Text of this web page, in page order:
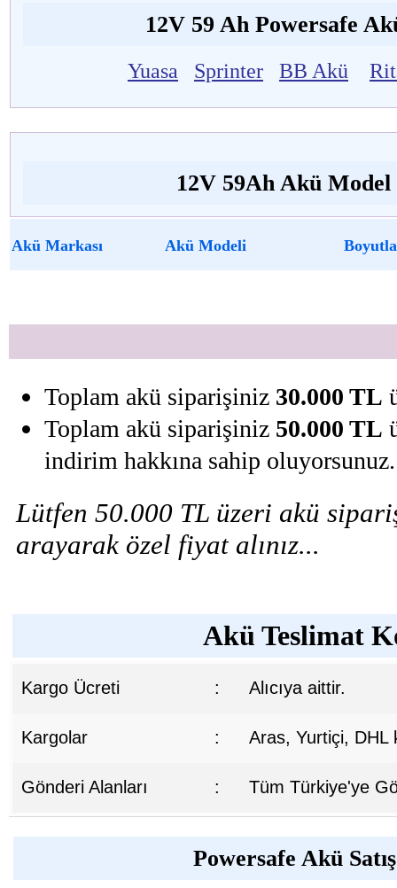
12V 59 Ah Powersafe
Yuasa Sprinter BB Akü
12V 59Ah Akü Model
Akü Markası Akü Modeli
Toplam akü siparişiniz 30.000 TL
Toplam akü siparişiniz 50.000 TL
indirim hakkına sahip oluyorsunuz.
Lütfen 50.000 TL üzeri akü
arayarak özel fiyat alınız...
Akü Teslimat
Kargo Ücreti : Alıcıya aittir.
Kargolar : Aras, Yurtiçi, DHL
Gönderi Alanları : Tüm Türkiye'ye
Powersafe Akü